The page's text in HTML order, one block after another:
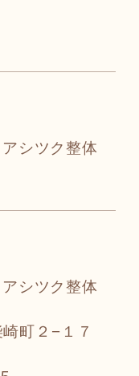
シツク整体
シツク整体
町２−１７